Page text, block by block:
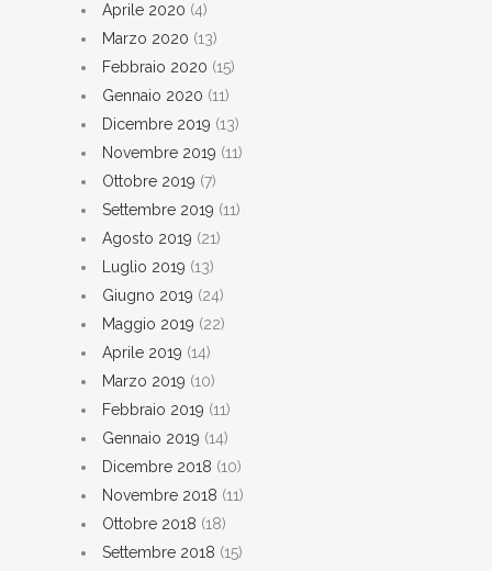
Aprile 2020 (4)
Marzo 2020 (13)
Febbraio 2020 (15)
Gennaio 2020 (11)
Dicembre 2019 (13)
Novembre 2019 (11)
Ottobre 2019 (7)
Settembre 2019 (11)
Agosto 2019 (21)
Luglio 2019 (13)
Giugno 2019 (24)
Maggio 2019 (22)
Aprile 2019 (14)
Marzo 2019 (10)
Febbraio 2019 (11)
Gennaio 2019 (14)
Dicembre 2018 (10)
Novembre 2018 (11)
Ottobre 2018 (18)
Settembre 2018 (15)